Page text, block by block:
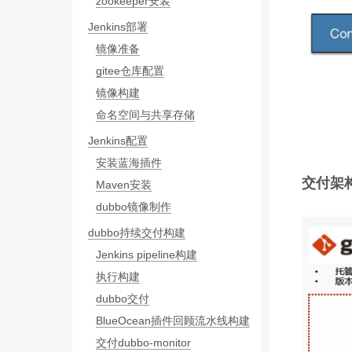
Jenkins部署
镜像准备
gitee仓库配置
镜像构建
命名空间与共享存储
Jenkins配置
安装蓝海插件
Maven安装
dubbo镜像制作
dubbo持续交付构建
Jenkins pipeline构建
执行构建
dubbo交付
BlueOcean插件回顾流水线构建
交付dubbo-monitor
交付架